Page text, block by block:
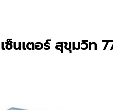
นเตอร์ สุขุมวิท